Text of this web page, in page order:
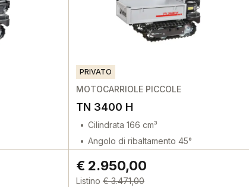
PRIVATO
MOTOCARRIOLE PICCOLE
TN 3400 H
Cilindrata 166 cm³
Angolo di ribaltamento 45°
€ 2.950,00
Listino € 3.471,00